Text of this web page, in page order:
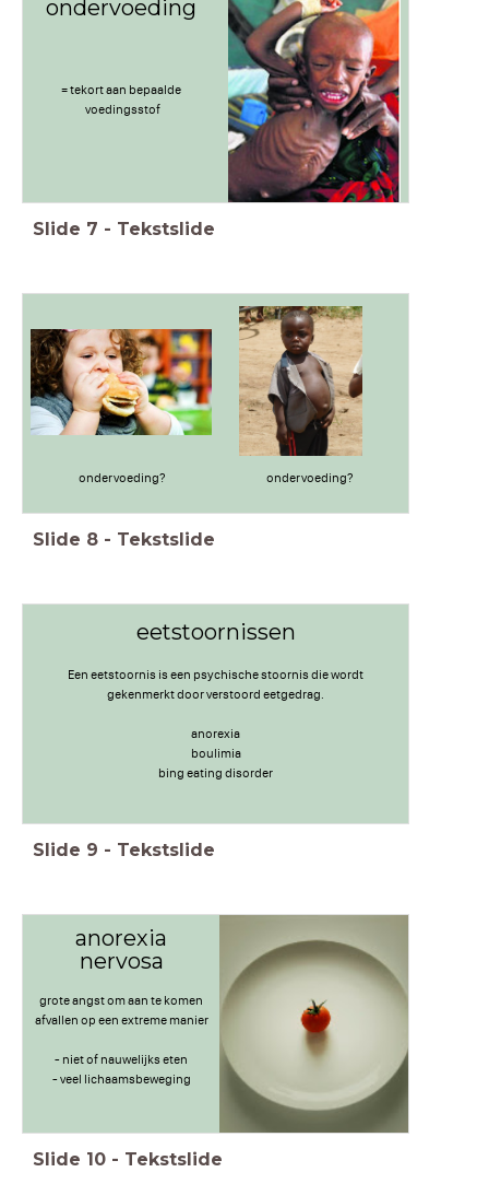
ondervoeding
= tekort aan bepaalde
voedingsstof
Slide 7 - Tekstslide
ondervoeding? ondervoeding?
Slide 8 - Tekstslide
eetstoornissen
Een eetstoornis is een psychische stoornis die wordt
gekenmerkt door verstoord eetgedrag.
anorexia
boulimia
bing eating disorder
Slide 9 - Tekstslide
anorexia
nervosa
grote angst om aan te komen
afvallen op een extreme manier
- niet of nauwelijks eten
- veel lichaamsbeweging
Slide 10 - Tekstslide